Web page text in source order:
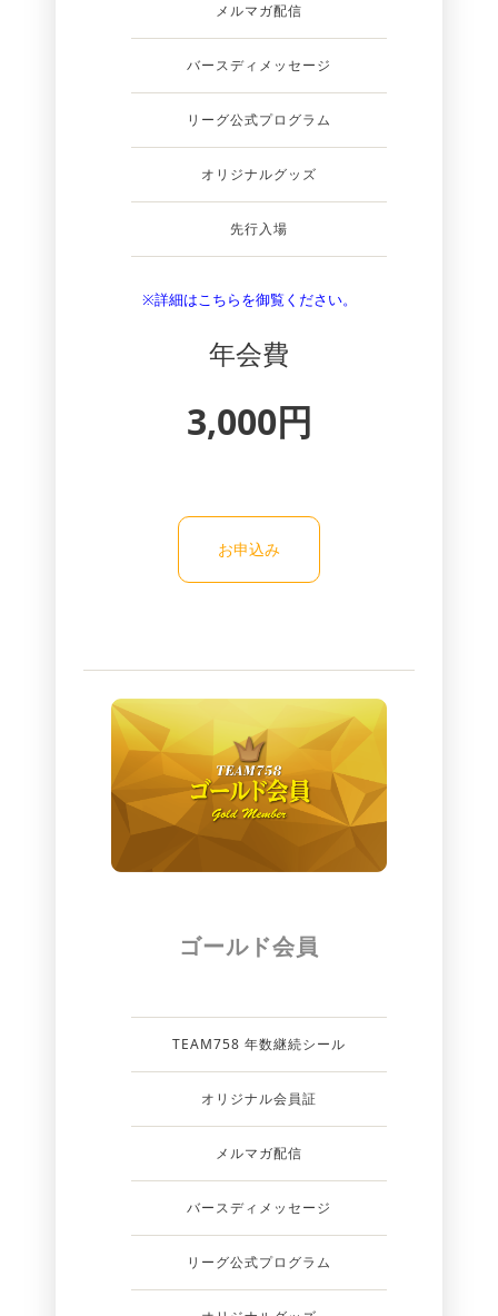
メルマガ配信
バースディメッセージ
リーグ公式プログラム
オリジナルグッズ
先行入場
※詳細はこちらを御覧ください。
年会費
3,000円
お申込み
ゴールド会員
TEAM758 年数継続シール
オリジナル会員証
メルマガ配信
バースディメッセージ
リーグ公式プログラム